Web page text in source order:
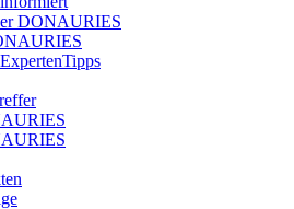
DONAURIES